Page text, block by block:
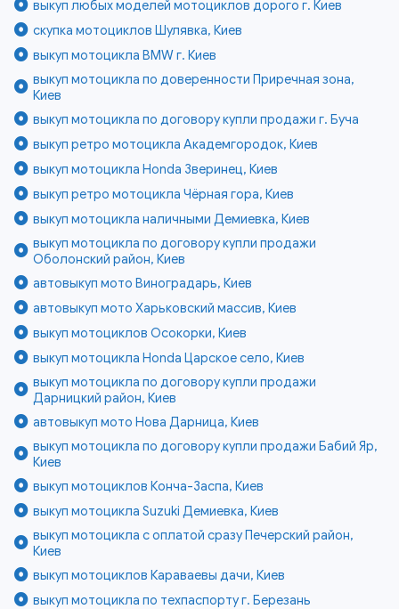
выкуп любых моделей мотоциклов дорого г. Киев
скупка мотоциклов Шулявка, Киев
выкуп мотоцикла BMW г. Киев
выкуп мотоцикла по доверенности Приречная зона,
Киев
выкуп мотоцикла по договору купли продажи г. Буча
выкуп ретро мотоцикла Академгородок, Киев
выкуп мотоцикла Honda Зверинец, Киев
выкуп ретро мотоцикла Чёрная гора, Киев
выкуп мотоцикла наличными Демиевка, Киев
выкуп мотоцикла по договору купли продажи
Оболонский район, Киев
автовыкуп мото Виноградарь, Киев
автовыкуп мото Харьковский массив, Киев
выкуп мотоциклов Осокорки, Киев
выкуп мотоцикла Honda Царское село, Киев
выкуп мотоцикла по договору купли продажи
Дарницкий район, Киев
автовыкуп мото Нова Дарница, Киев
выкуп мотоцикла по договору купли продажи Бабий Яр,
Киев
выкуп мотоциклов Конча-Заспа, Киев
выкуп мотоцикла Suzuki Демиевка, Киев
выкуп мотоцикла с оплатой сразу Печерский район,
Киев
выкуп мотоциклов Караваевы дачи, Киев
выкуп мотоцикла по техпаспорту г. Березань